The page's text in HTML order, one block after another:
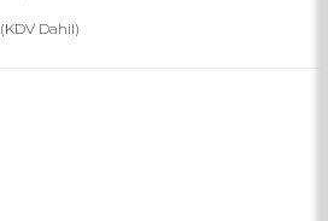
(KDV Dahil)